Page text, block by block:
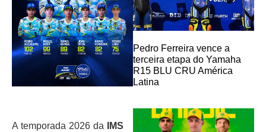
A temporada 2026 da
IMS
Pedro Ferreira vence a
terceira etapa do Yamaha
R15 BLU CRU América
Latina